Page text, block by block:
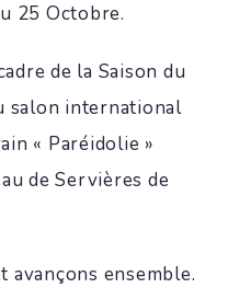
25 Octobre.
de la Saison du
salon international
« Paréidolie »
de Servières de
ensemble.